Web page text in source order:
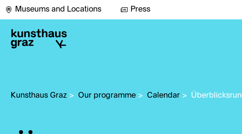
Museums and Locations Press
Kunsthaus Graz > Our programme > Calendar >